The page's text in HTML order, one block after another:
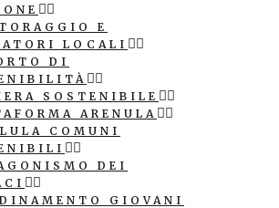
E
LOCALI
DI
SOSTENIBILE
ARENULA
COMUNI
DEI
GIOVANI